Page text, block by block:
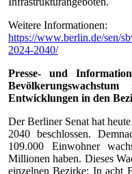
Weitere Informationen:
https://www.berlin.de/sen/
2024-2040/
Presse- und
Entwicklungen in den
Der Berliner Senat hat
2040 beschlossen.
109.000 Einwohner
Millionen haben. Dieses
einzelnen Bezirke: In acht